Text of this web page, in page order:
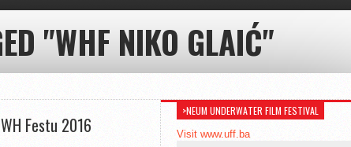
"WHF NIKO GLAIĆ"
Festu 2016
>NEUM UNDERWATER FILM FESTIVAL
Visit www.uff.ba